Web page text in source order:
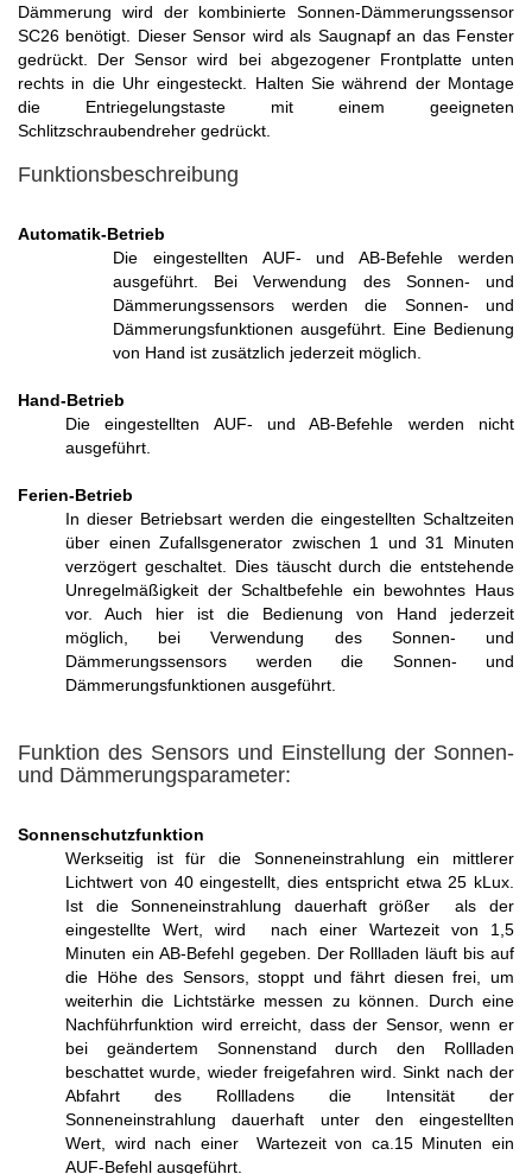
Dämmerung wird der kombinierte Sonnen-Dämmerungssensor
SC26 benötigt. Dieser Sensor wird als Saugnapf an das Fenster
gedrückt. Der Sensor wird bei abgezogener Frontplatte unten
rechts in die Uhr eingesteckt. Halten Sie während der Montage
die Entriegelungstaste mit einem geeigneten
Schlitzschraubendreher gedrückt.
Funktionsbeschreibung
Automatik-Betrieb
Die eingestellten AUF- und AB-Befehle werden
ausgeführt. Bei Verwendung des Sonnen- und
Dämmerungssensors werden die Sonnen- und
Dämmerungsfunktionen ausgeführt. Eine Bedienung
von Hand ist zusätzlich jederzeit möglich.
Hand-Betrieb
Die eingestellten AUF- und AB-Befehle werden nicht
ausgeführt.
Ferien-Betrieb
In dieser Betriebsart werden die eingestellten Schaltzeiten
über einen Zufallsgenerator zwischen 1 und 31 Minuten
verzögert geschaltet. Dies täuscht durch die entstehende
Unregelmäßigkeit der Schaltbefehle ein bewohntes Haus
vor. Auch hier ist die Bedienung von Hand jederzeit
möglich, bei Verwendung des Sonnen- und
Dämmerungssensors werden die Sonnen- und
Dämmerungsfunktionen ausgeführt.
Funktion des Sensors und Einstellung der Sonnen-
und Dämmerungsparameter:
Sonnenschutzfunktion
Werkseitig ist für die Sonneneinstrahlung ein mittlerer
Lichtwert von 40 eingestellt, dies entspricht etwa 25 kLux.
Ist die Sonneneinstrahlung dauerhaft größer als der
eingestellte Wert, wird nach einer Wartezeit von 1,5
Minuten ein AB-Befehl gegeben. Der Rollladen läuft bis auf
die Höhe des Sensors, stoppt und fährt diesen frei, um
weiterhin die Lichtstärke messen zu können. Durch eine
Nachführfunktion wird erreicht, dass der Sensor, wenn er
bei geändertem Sonnenstand durch den Rollladen
beschattet wurde, wieder freigefahren wird. Sinkt nach der
Abfahrt des Rollladens die Intensität der
Sonneneinstrahlung dauerhaft unter den eingestellten
Wert, wird nach einer Wartezeit von ca.15 Minuten ein
AUF-Befehl ausgeführt.